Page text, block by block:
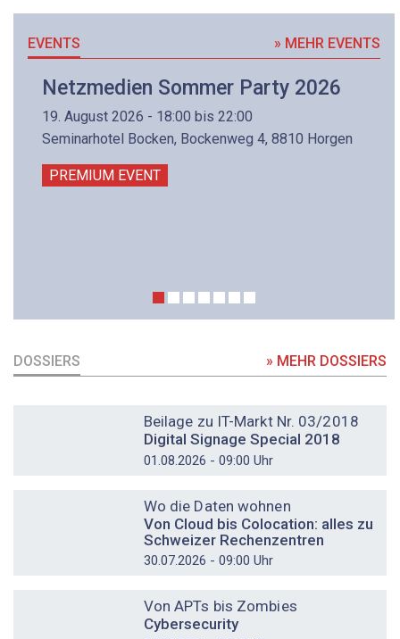
EVENTS » MEHR EVENTS
Netzmedien Sommer Party 2026
19. August 2026 - 18:00 bis 22:00
Seminarhotel Bocken, Bockenweg 4, 8810 Horgen
PREMIUM EVENT
DOSSIERS » MEHR DOSSIERS
Beilage zu IT-Markt Nr. 03/2018
Digital Signage Special 2018
01.08.2026 - 09:00 Uhr
Wo die Daten wohnen
Von Cloud bis Colocation: alles zu
Schweizer Rechenzentren
30.07.2026 - 09:00 Uhr
Von APTs bis Zombies
Cybersecurity